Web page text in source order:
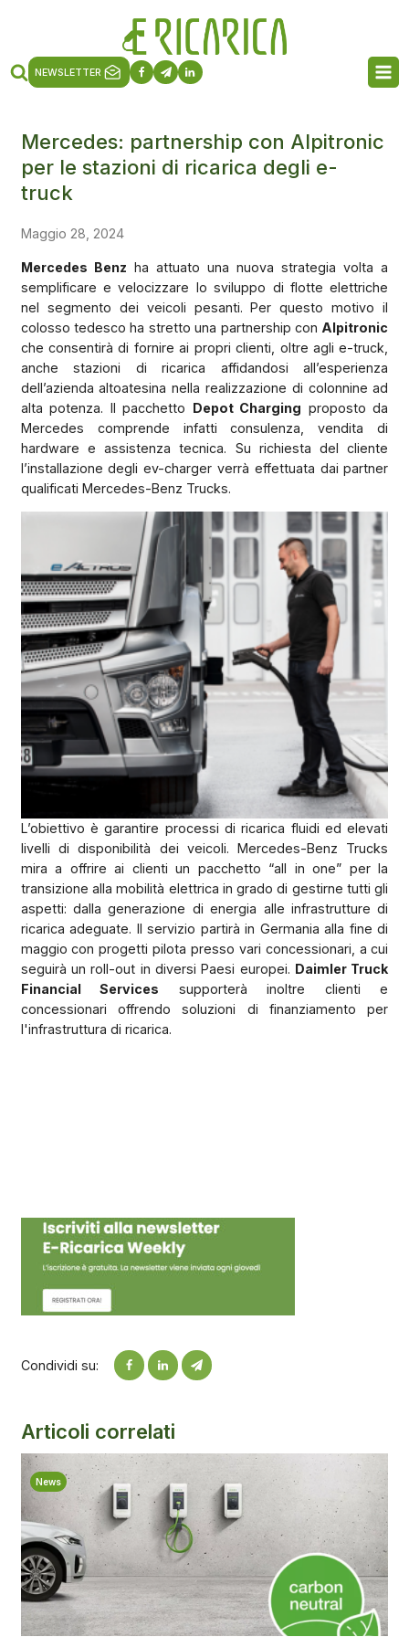
NEWSLETTER
Mercedes: partnership con Alpitronic
per le stazioni di ricarica degli e-
truck
Maggio 28, 2024
Mercedes Benz ha attuato una nuova strategia volta a
semplificare e velocizzare lo sviluppo di flotte elettriche
nel segmento dei veicoli pesanti. Per questo motivo il
colosso tedesco ha stretto una partnership con Alpitronic
che consentirà di fornire ai propri clienti, oltre agli e-truck,
anche stazioni di ricarica affidandosi all’esperienza
dell’azienda altoatesina nella realizzazione di colonnine ad
alta potenza. Il pacchetto Depot Charging proposto da
Mercedes comprende infatti consulenza, vendita di
hardware e assistenza tecnica. Su richiesta del cliente
l’installazione degli ev-charger verrà effettuata dai partner
qualificati Mercedes-Benz Trucks.
L’obiettivo è garantire processi di ricarica fluidi ed elevati
livelli di disponibilità dei veicoli. Mercedes-Benz Trucks
mira a offrire ai clienti un pacchetto “all in one” per la
transizione alla mobilità elettrica in grado di gestirne tutti gli
aspetti: dalla generazione di energia alle infrastrutture di
ricarica adeguate. Il servizio partirà in Germania alla fine di
maggio con progetti pilota presso vari concessionari, a cui
seguirà un roll-out in diversi Paesi europei. Daimler Truck
Financial Services supporterà inoltre clienti e
concessionari offrendo soluzioni di finanziamento per
l'infrastruttura di ricarica.
Condividi su:
Articoli correlati
News